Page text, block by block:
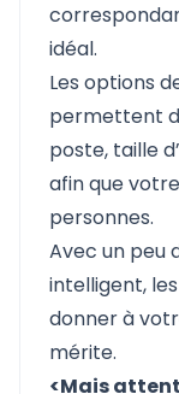
idéal.
Les options
permettent
poste, taille
afin que
personnes.
Avec un peu
intelligent,
donner à
mérite.
<Mais